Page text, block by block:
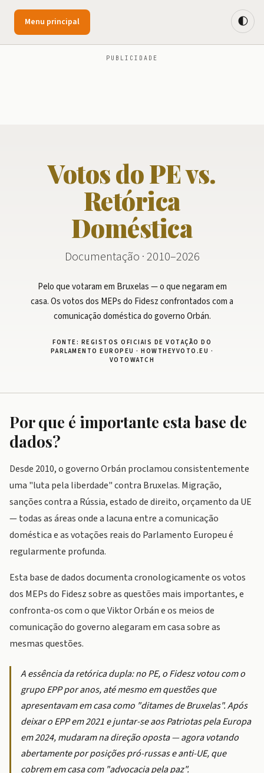
Menu principal
PUBLICIDADE
🌓
Votos do PE vs.
Retórica
Doméstica
Documentação · 2010–2026
Pelo que votaram em Bruxelas — o que negaram em
casa. Os votos dos MEPs do Fidesz confrontados com a
comunicação doméstica do governo Orbán.
FONTE: REGISTOS OFICIAIS DE VOTAÇÃO DO
PARLAMENTO EUROPEU · HOWTHEYVOTO.EU ·
VOTOWATCH
Por que é importante esta base de
dados?
Desde 2010, o governo Orbán proclamou consistentemente
uma "luta pela liberdade" contra Bruxelas. Migração,
sanções contra a Rússia, estado de direito, orçamento da UE
— todas as áreas onde a lacuna entre a comunicação
doméstica e as votações reais do Parlamento Europeu é
regularmente profunda.
Esta base de dados documenta cronologicamente os votos
dos MEPs do Fidesz sobre as questões mais importantes, e
confronta-os com o que Viktor Orbán e os meios de
comunicação do governo alegaram em casa sobre as
mesmas questões.
A essência da retórica dupla: no PE, o Fidesz votou com o
grupo EPP por anos, até mesmo em questões que
apresentavam em casa como "ditames de Bruxelas". Após
deixar o EPP em 2021 e juntar-se aos Patriotas pela Europa
em 2024, mudaram na direção oposta — agora votando
abertamente por posições pró-russas e anti-UE, que
cobrem em casa com "advocacia pela paz".